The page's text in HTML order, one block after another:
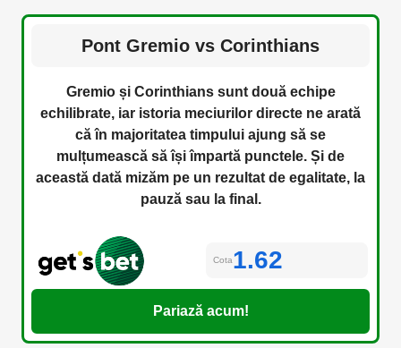
Pont Gremio vs Corinthians
Gremio și Corinthians sunt două echipe
echilibrate, iar istoria meciurilor directe ne arată
că în majoritatea timpului ajung să se
mulțumească să își împartă punctele. Și de
această dată mizăm pe un rezultat de egalitate, la
pauză sau la final.
Cota1.62
Pariază acum!